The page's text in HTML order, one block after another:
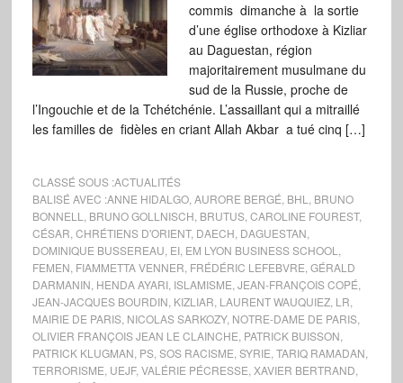
commis dimanche à la sortie
d’une église orthodoxe à Kizliar
au Daguestan, région
majoritairement musulmane du
sud de la Russie, proche de
l’Ingouchie et de la Tchétchénie. L’assaillant qui a mitraillé
les familles de fidèles en criant Allah Akbar a tué cinq […]
CLASSÉ SOUS :ACTUALITÉS
BALISÉ AVEC :ANNE HIDALGO, AURORE BERGÉ BHL
BRUNO
BONNELL
BRUNO GOLLNISCH BRUTUS, CAROLINE FOUREST,
CÉSAR CHRÉTIENS D'ORIENT, DAECH DAGUESTAN
DOMINIQUE BUSSEREAU EI, EM LYON BUSINESS SCHOOL
FEMEN FIAMMETTA VENNER FRÉDÉRIC LEFEBVRE GÉRALD
DARMANIN HENDA AYARI, ISLAMISME JEAN-FRANÇOIS COPÉ
JEAN-JACQUES BOURDIN KIZLIAR LAURENT WAUQUIEZ, LR
MAIRIE DE PARIS, NICOLAS SARKOZY, NOTRE-DAME DE PARIS,
OLIVIER FRANÇOIS JEAN LE CLAINCHE PATRICK BUISSON
PATRICK KLUGMAN PS, SOS RACISME SYRIE TARIQ RAMADAN
TERRORISME UEJF, VALÉRIE PÉCRESSE XAVIER BERTRAND